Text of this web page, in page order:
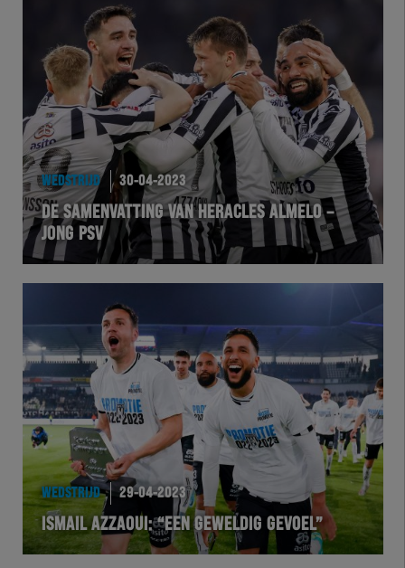
Team Zwart Wit
Futsal
eSports
Academie
WEDSTRIJD 30-04-2023
DE SAMENVATTING VAN HERACLES ALMELO –
JONG PSV
WEDSTRIJD 29-04-2023
ISMAIL AZZAOUI: “EEN GEWELDIG GEVOEL”